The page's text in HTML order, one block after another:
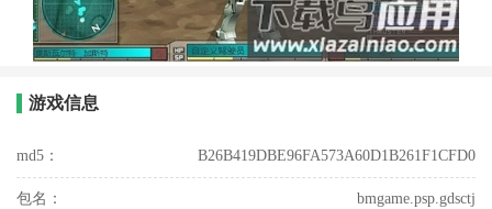
游戏信息
md5： B26B419DBE96FA573A60D1B261F1CFD0
包名： bmgame.psp.gdsctj